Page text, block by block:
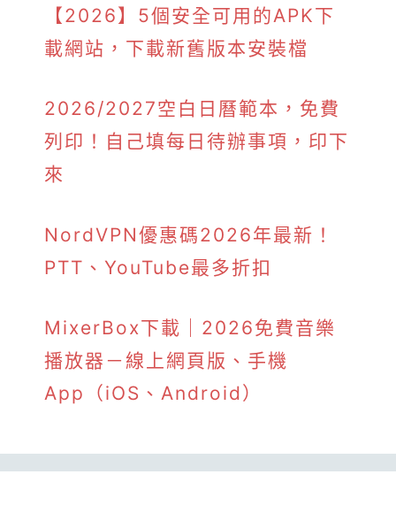
【2026】5個安全可用的APK下
載網站，下載新舊版本安裝檔
2026/2027空白日曆範本，免費
列印！自己填每日待辦事項，印下
來
NordVPN優惠碼2026年最新！
PTT、YouTube最多折扣
MixerBox下載｜2026免費音樂
播放器－線上網頁版、手機
App（iOS、Android）